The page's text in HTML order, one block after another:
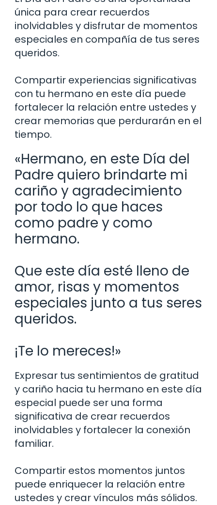
única para crear recuerdos
inolvidables y disfrutar de momentos
especiales en compañía de tus seres
queridos.
Compartir experiencias significativas
con tu hermano en este día puede
fortalecer la relación entre ustedes y
crear memorias que perdurarán en el
tiempo.
«Hermano, en este Día del
Padre quiero brindarte mi
cariño y agradecimiento
por todo lo que haces
como padre y como
hermano.
Que este día esté lleno de
amor, risas y momentos
especiales junto a tus seres
queridos.
¡Te lo mereces!»
Expresar tus sentimientos de gratitud
y cariño hacia tu hermano en este día
especial puede ser una forma
significativa de crear recuerdos
inolvidables y fortalecer la conexión
familiar.
Compartir estos momentos juntos
puede enriquecer la relación entre
ustedes y crear vínculos más sólidos.